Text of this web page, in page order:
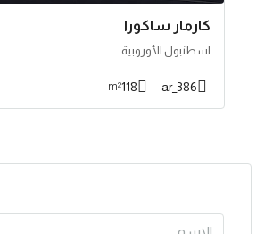
كارمار ساكورا
اسطنبول الأوروبية
386_ar
118
m²